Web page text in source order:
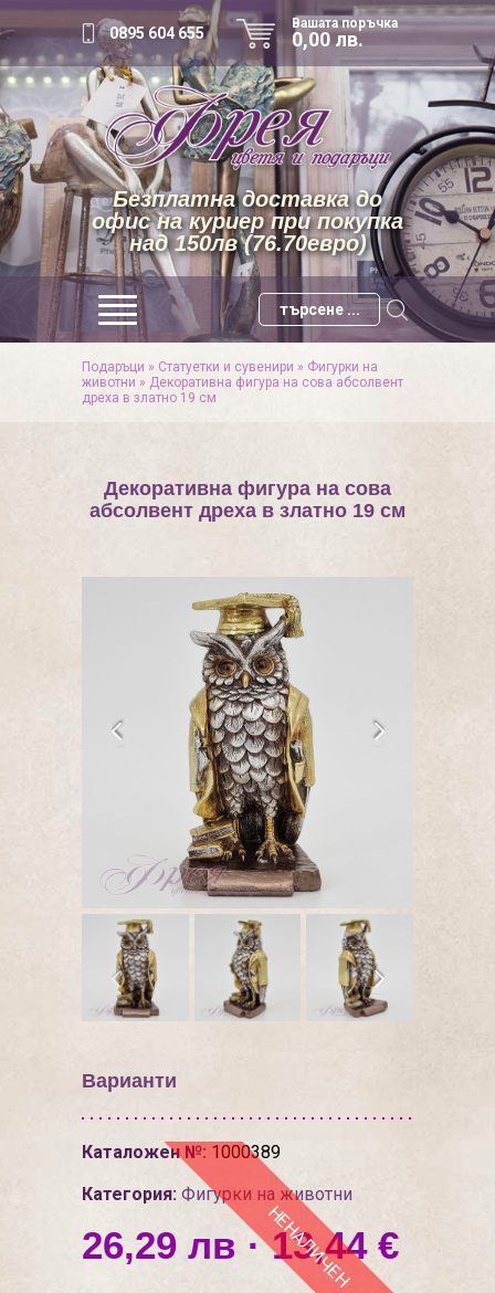
0895 604 655
Вашата поръчка
0,00 лв.
Безплатна доставка до
офис на куриер при покупка
над 150лв (76.70евро)
Подаръци » Статуетки и сувенири » Фигурки на
животни » Декоративна фигура на сова абсолвент
дреха в златно 19 см
Декоративна фигура на сова
абсолвент дреха в златно 19 см
Варианти
Каталожен №: 1000389
Категория: Фигурки на животни
26,29 лв · 13,44 €
НЕНАЛИЧЕН